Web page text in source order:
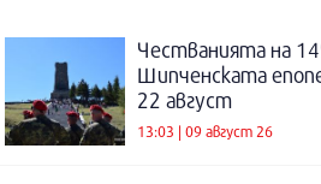
Честванията на
Шипченската
22 август
13:03 | 09 август 26